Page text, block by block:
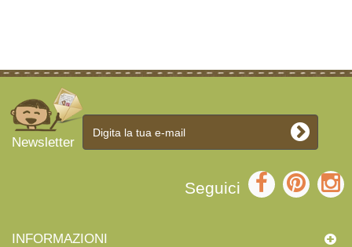
Newsletter
Seguici
INFORMAZIONI